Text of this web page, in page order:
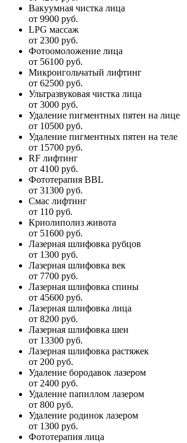
Вакуумная чистка лица
от 9900 руб.
LPG массаж
от 2300 руб.
Фотоомоложение лица
от 56100 руб.
Микроигольчатый лифтинг
от 62500 руб.
Ультразвуковая чистка лица
от 3000 руб.
Удаление пигментных пятен на лице
от 10500 руб.
Удаление пигментных пятен на теле
от 15700 руб.
RF лифтинг
от 4100 руб.
Фототерапия BBL
от 31300 руб.
Смас лифтинг
от 110 руб.
Криолиполиз живота
от 51600 руб.
Лазерная шлифовка рубцов
от 1300 руб.
Лазерная шлифовка век
от 7700 руб.
Лазерная шлифовка спины
от 45600 руб.
Лазерная шлифовка лица
от 8200 руб.
Лазерная шлифовка шеи
от 13300 руб.
Лазерная шлифовка растяжек
от 200 руб.
Удаление бородавок лазером
от 2400 руб.
Удаление папиллом лазером
от 800 руб.
Удаление родинок лазером
от 1300 руб.
Фототерапия лица